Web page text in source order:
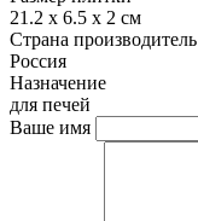
21.2 х 6.5 х 2 см
Страна производитель
Россия
Назначение
для печей
Ваше имя